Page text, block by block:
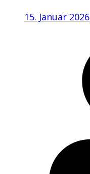
15. Januar 2026